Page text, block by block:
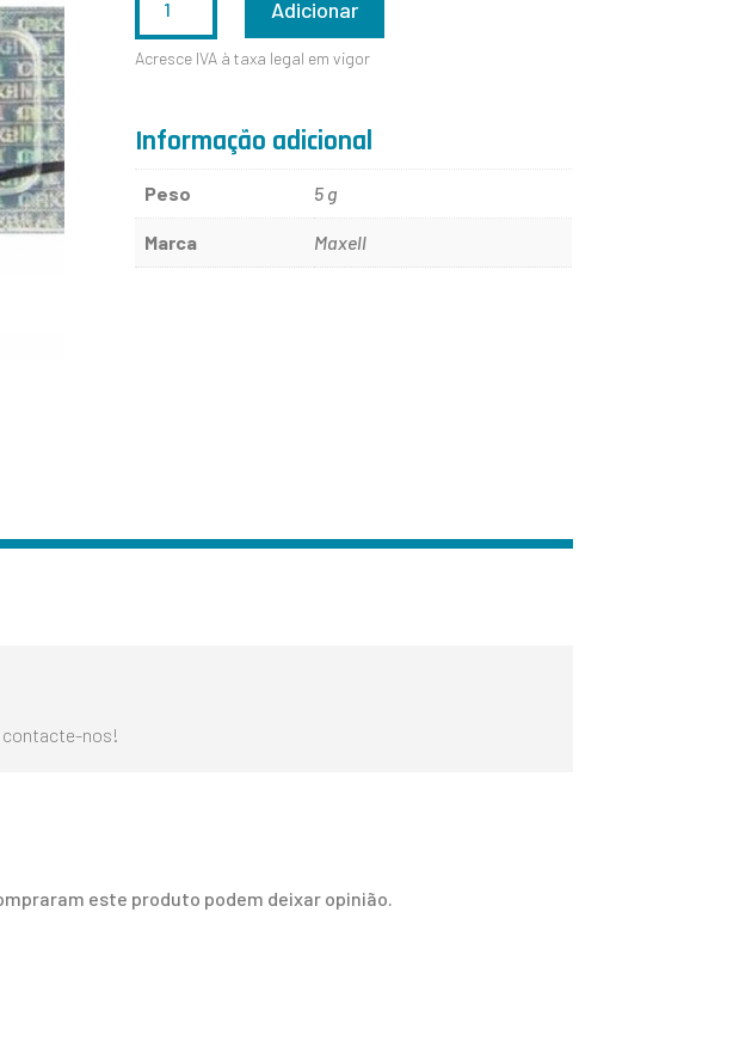
DE
Adicionar
Acresce IVA à taxa legal em vigor
Informação adicional
Peso 5 g
Marca Maxell
contacte-nos!
este produto podem deixar opinião.